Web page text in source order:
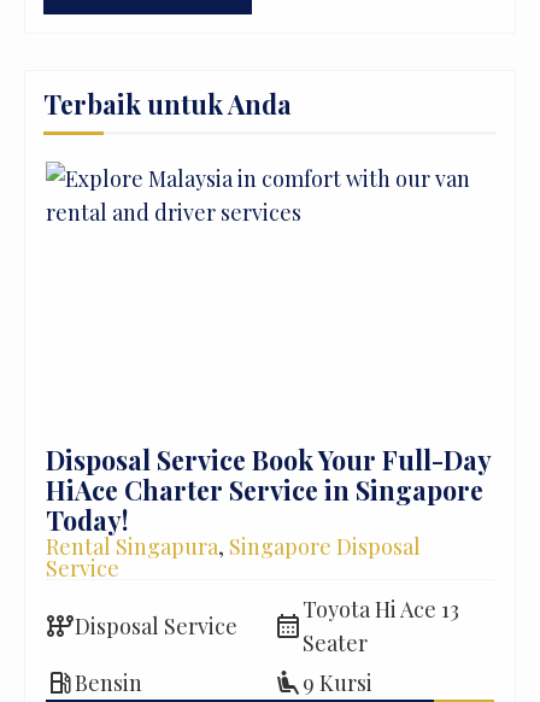
Terbaik untuk Anda
Disposal Service Book Your Full-Day
HiAce Charter Service in Singapore
Today!
Rental Singapura, Singapore Disposal
Service
auto_transmissionDisposal Service calendar_monthToyota Hi Ace 13
Seater
local_gas_stationBensin airline_seat_recline_extra9 Kursi